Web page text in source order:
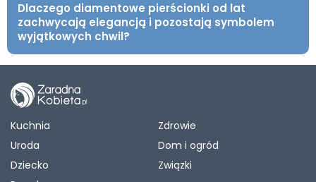
Dlaczego diamentowe pierścionki od lat
zachwycają elegancją i pozostają symbolem
wyjątkowych chwil?
Kuchnia
Zdrowie
Uroda
Dom i ogród
Dziecko
Związki